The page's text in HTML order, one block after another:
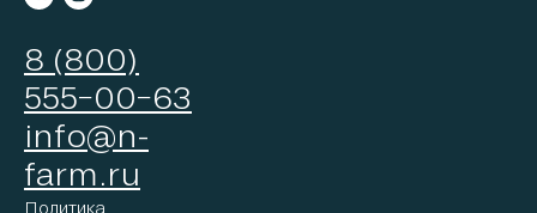
8 (800)
555−00−63
info@n-
farm.ru
Политика